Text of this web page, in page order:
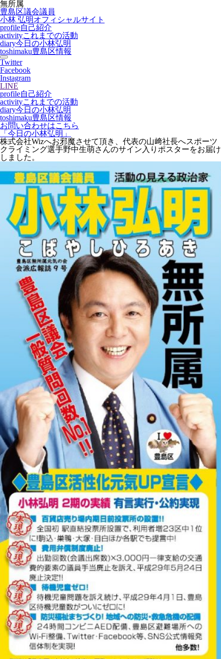
無所属
豊島区議会議員
小林 弘明オフィシャルサイト
profile自己紹介
activityこれまでの活動
diary今日の小林弘明
toshimaku豊島区情報
Twitter
Facebook
Instagram
LINE
profile自己紹介
activityこれまでの活動
diary今日の小林弘明
toshimaku豊島区情報
お問い合わせはこちら
「今日の小林弘明」
株式会社Wizへお邪魔させて頂き、代表の山﨑社長へスポーツ
クライミング選手野中生萌さんのサイン入りポスターをお届け
しました。